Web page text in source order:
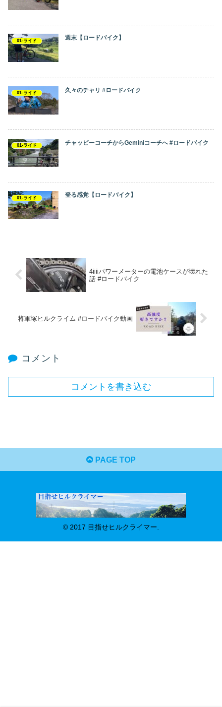
01-ライド 週末【ロードバイク】
01-ライド 久々のチャリ #ロードバイク
01-ライド チャッピーコーチからGeminiコーチへ #ロードバイク
01-ライド 登る感覚【ロードバイク】
4iiiiパワーメーターの電池ケースが壊れた
話 #ロードバイク
将軍塚ヒルクライム #ロードバイク動画
コメント
コメントを書き込む
PAGE TOP
© 2017 目指せヒルクライマー.